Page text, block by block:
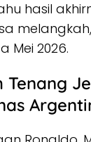
hasil
Mei 2026.
Tenang